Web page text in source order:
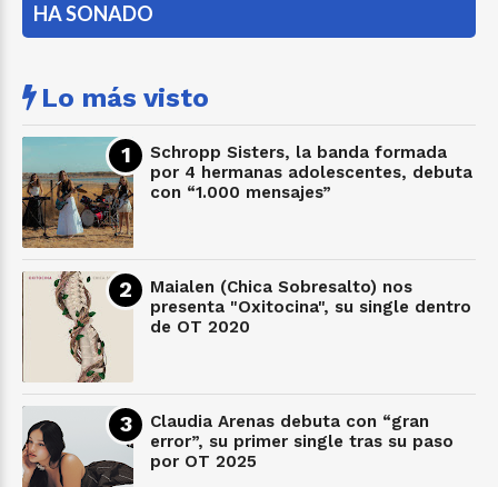
HA SONADO
Lo más visto
Schropp Sisters, la banda formada
por 4 hermanas adolescentes, debuta
con “1.000 mensajes”
Maialen (Chica Sobresalto) nos
presenta "Oxitocina", su single dentro
de OT 2020
Claudia Arenas debuta con “gran
error”, su primer single tras su paso
por OT 2025